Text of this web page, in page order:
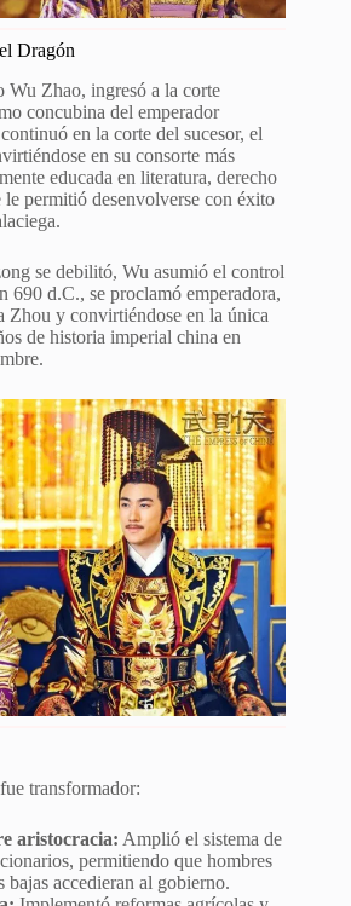
Dragón
Wu Zhao, ingresó a la corte
concubina del emperador
en la corte del sucesor, el
en su consorte más
educada en literatura, derecho
permitió desenvolverse con éxito
se debilitó, Wu asumió el control
690 d.C., se proclamó emperadora,
Zhou y convirtiéndose en la única
de historia imperial china en
transformador:
aristocracia: Amplió el sistema de
permitiendo que hombres
bajas accedieran al gobierno.